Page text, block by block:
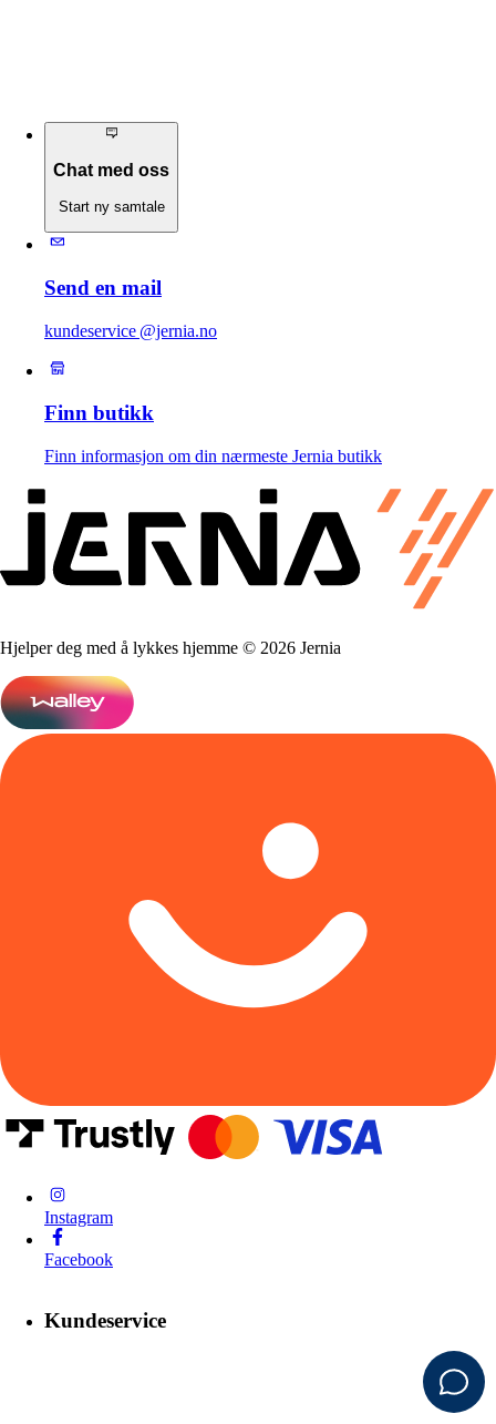
Chat med oss
Start ny samtale
Send en mail
kundeservice @jernia.no
Finn butikk
Finn informasjon om din nærmeste Jernia butikk
Hjelper deg med å lykkes hjemme © 2026 Jernia
Instagram
Facebook
Kundeservice